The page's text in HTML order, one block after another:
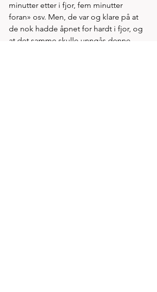
minutter etter i fjor, fem minutter
foran» osv. Men, de var og klare på at
de nok hadde åpnet for hardt i fjor, og
at det samme skulle unngås denne